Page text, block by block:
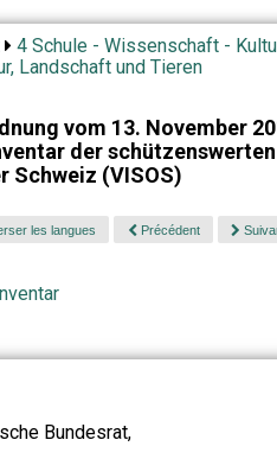
4 Schule - Wissenschaft -
Landschaft und Tieren
vom 13. November
der schützenswerten
Schweiz (VISOS)
les langues Précédent
Bundesrat,